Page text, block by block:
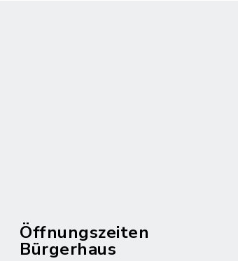
Öffnungszeiten
Bürgerhaus